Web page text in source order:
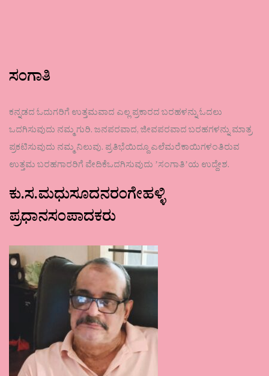
ಸಂಗಾತಿ
ಕನ್ನಡದ ಓದುಗರಿಗೆ ಉತ್ತಮವಾದ ಎಲ್ಲ ಪ್ರಕಾರದ ಬರಹಳನ್ನು ಓದಲು
ಒದಗಿಸುವುದು ನಮ್ಮ ಗುರಿ. ಜನಪರವಾದ, ಜೀವಪರವಾದ ಬರಹಗಳನ್ನು ಮಾತ್ರ
ಪ್ರಕಟಿಸುವುದು ನಮ್ಮ ನಿಲುವು. ಪ್ರತಿಭೆಯಿದ್ದೂ ಎಲೆಮರೆಕಾಯಿಗಳಂತಿರುವ
ಉತ್ತಮ ಬರಹಗಾರರಿಗೆ ವೇದಿಕೆಒದಗಿಸುವುದು ʼಸಂಗಾತಿʼಯ ಉದ್ದೇಶ.
ಕು.ಸ.ಮಧುಸೂದನರಂಗೇಹಳ್ಳಿ
ಪ್ರಧಾನಸಂಪಾದಕರು